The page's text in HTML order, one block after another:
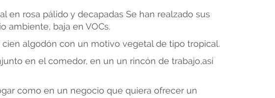
en rosa pálido y decapadas Se han realzado sus
ambiente, baja en VOCs.
algodón con un motivo vegetal de tipo tropical.
en el comedor, en un un rincón de trabajo,así
como en un negocio que quiera ofrecer un